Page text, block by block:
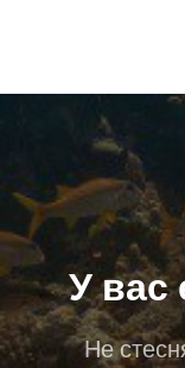
У вас
Не